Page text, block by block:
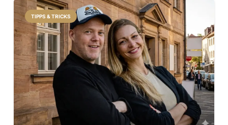
TIPPS & TRICKS